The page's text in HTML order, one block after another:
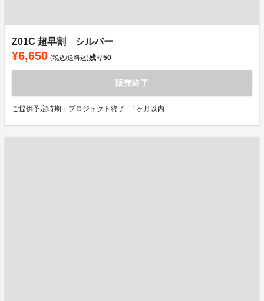
Z01C 超早割 シルバー
¥6,650 (税込/送料込)残り50
販売終了
ご提供予定時期：プロジェクト終了 1ヶ月以内